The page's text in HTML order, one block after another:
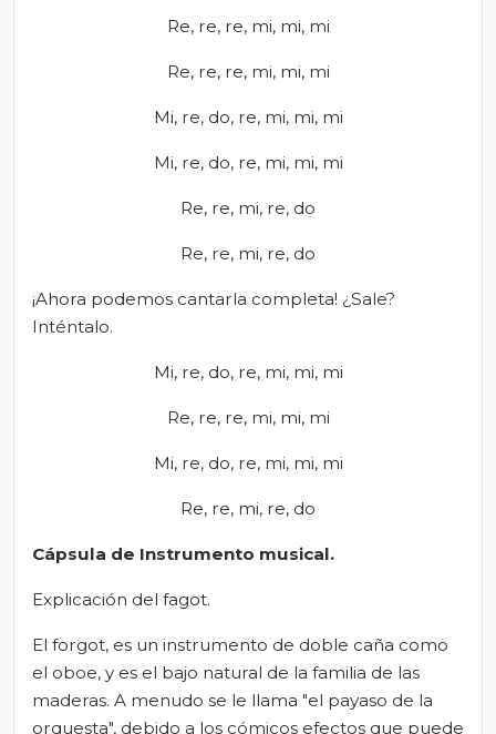
Re, re, re, mi, mi, mi
Re, re, re, mi, mi, mi
Mi, re, do, re, mi, mi, mi
Mi, re, do, re, mi, mi, mi
Re, re, mi, re, do
Re, re, mi, re, do
¡Ahora podemos cantarla completa! ¿Sale?
Inténtalo.
Mi, re, do, re, mi, mi, mi
Re, re, re, mi, mi, mi
Mi, re, do, re, mi, mi, mi
Re, re, mi, re, do
Cápsula de Instrumento musical.
Explicación del fagot.
El forgot, es un instrumento de doble caña como
el oboe, y es el bajo natural de la familia de las
maderas. A menudo se le llama "el payaso de la
orquesta", debido a los cómicos efectos que puede